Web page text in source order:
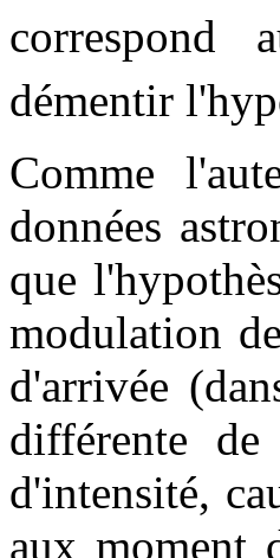
correspond
démentir
Comme
données
que
modulation
d'arrivée
différente
d'intensité,
aux moment